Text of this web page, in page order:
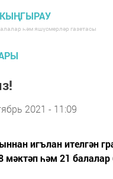
һәм яшүсмерләр газетасы
2021 - 11:09
игълан ителгән
мәктәп һәм 21